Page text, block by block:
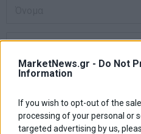
MarketNews.gr - Do Not
Information
If you wish to opt-out of the
processing of your personal or
targeted advertising by us,
Αποθήκευσε το όνομά μου, email,
τον πλοηγό για την επόμενη φορά